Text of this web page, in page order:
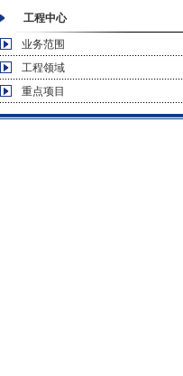
工程中心
业务范围
工程领域
重点项目